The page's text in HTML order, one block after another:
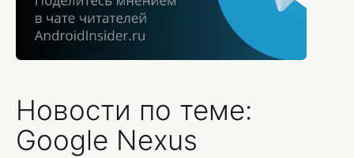
Новости по теме:
Google Nexus